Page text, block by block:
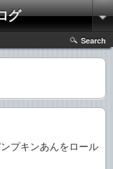
グ
Search
プキンあんをロール